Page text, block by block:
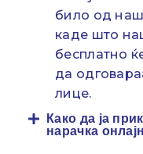
било од
каде што
бесплатно
да
лице.
Како да ја
нарачка